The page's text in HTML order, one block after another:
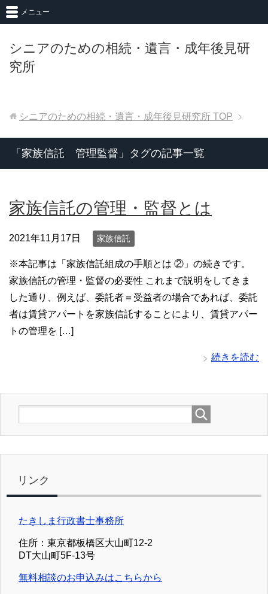
シニアのための相続・遺言・成年後見研
究所
メニュー
シニアのための相続・遺言・成年後見研究所 TOP
「家族信託 管理監督」タグの記事一覧
家族信託の管理・監督とは
2021年11月17日 家族信託
※本記事は「家族信託組成の手順とは ②」の続きです。
家族信託の管理・監督の必要性 これまで説明をしてきま
した通り、例えば、委託者＝受益者の場合であれば、委託
者は賃貸アパートを家族信託することにより、賃貸アパー
トの管理を […]
続きを読む
リンク
たきしま行政書士事務所
住所：東京都板橋区大山町12-2
DT大山町5F-13号
無料相談のお申込みはこちらから